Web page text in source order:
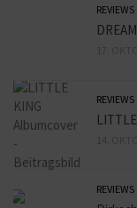
REVIEWS
REVIEWS
REVIEWS